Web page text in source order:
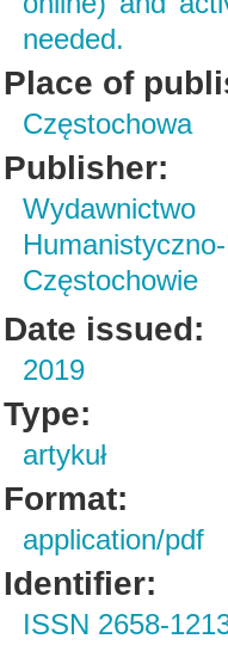
needed.
Place of
Częstochowa
Publisher:
Wydawnictwo
Częstochowie
Date issued:
2019
Type:
artykuł
Format:
application/pdf
Identifier:
ISSN 2658-